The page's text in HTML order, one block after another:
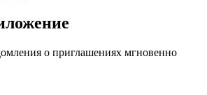
о приглашениях мгновенно